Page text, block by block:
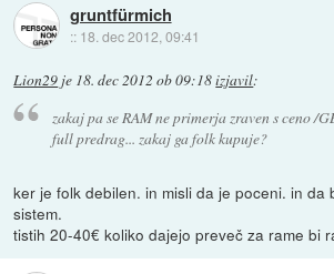
gruntfürmich
:: 18. dec 2012, 09:41
Lion29 je 18. dec 2012 ob 09:18izjavil:
zakaj pa se RAM ne primerja zraven s ceno /
full predrag... zakaj ga folk kupuje?
ker je folk debilen. in misli da je poceni. in da
sistem.
tistih 20-40€ koliko dajejo preveč za rame bi